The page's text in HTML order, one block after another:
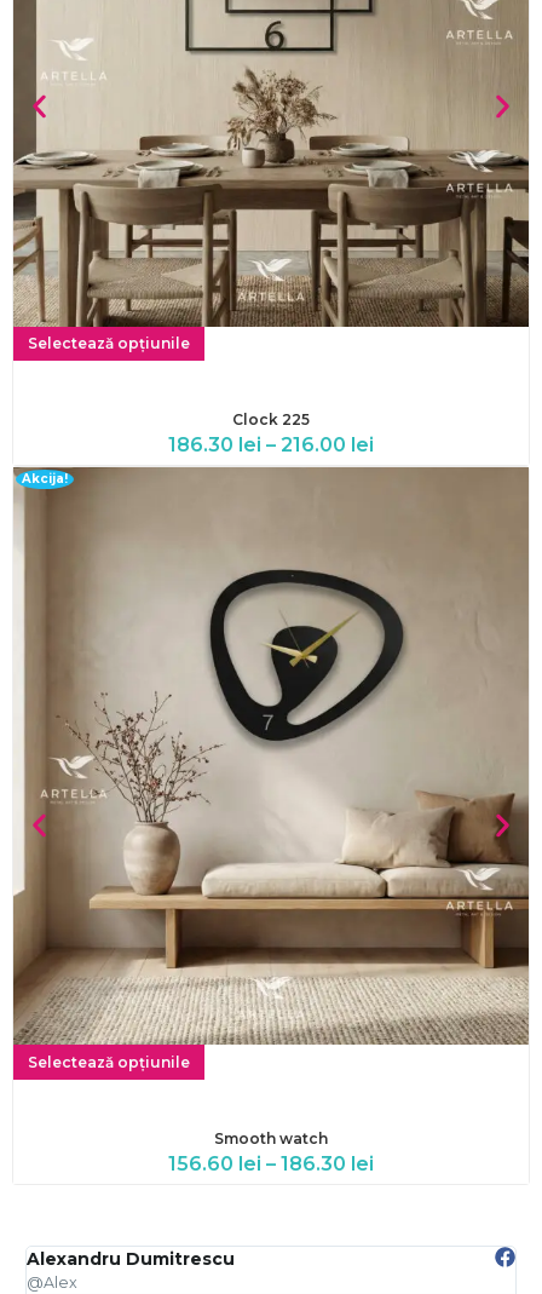
Selectează opțiunile
Clock 225
186.30 lei – 216.00 lei
Akcija!
Selectează opțiunile
Smooth watch
156.60 lei – 186.30 lei
Alexandru Dumitrescu
@Alex